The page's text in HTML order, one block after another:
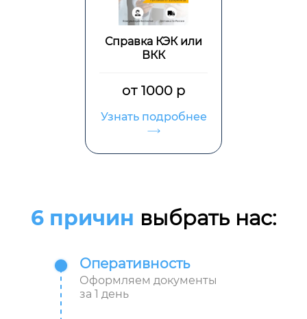
Справка КЭК или
ВКК
от 1000 р
Узнать подробнее
6 причин выбрать нас:
Оперативность
Оформляем документы
за 1 день